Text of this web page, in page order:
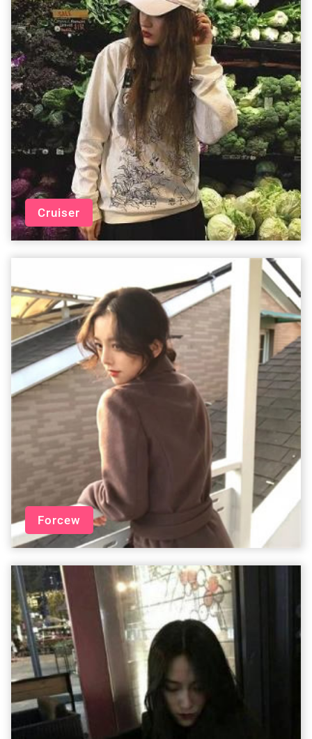
Cruiser
Forcew